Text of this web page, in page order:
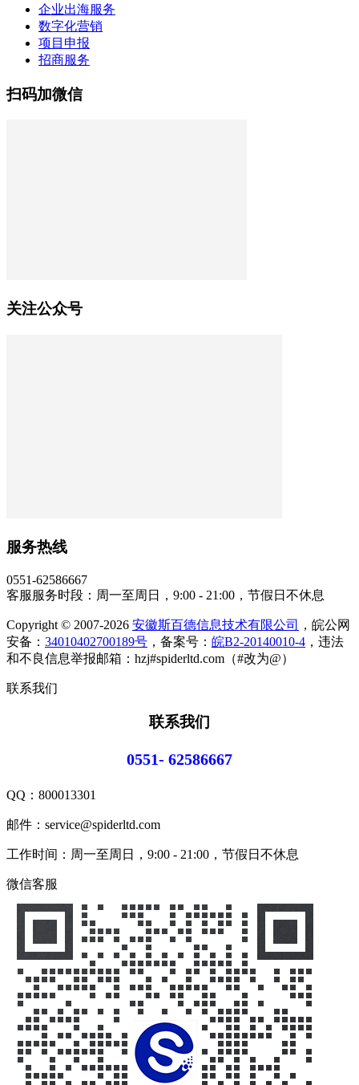
企业出海服务
数字化营销
项目申报
招商服务
扫码加微信
关注公众号
服务热线
0551-62586667
客服服务时段：周一至周日，9:00 - 21:00，节假日不休息
Copyright © 2007-2026 安徽斯百德信息技术有限公司
，皖公网
安备： 34010402700189号 ，备案号： 皖B2-20140010-4 ，违法
和不良信息举报邮箱：hzj#spiderltd.com（#改为@）
联系我们
联系我们
0551- 62586667
QQ： 800013301
邮件：service@spiderltd.com
工作时间：周一至周日，9:00 - 21:00，节假日不休息
微信客服